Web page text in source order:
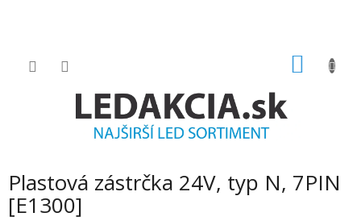
Plastová zástrčka 24V, typ N, 7PIN
[E1300]